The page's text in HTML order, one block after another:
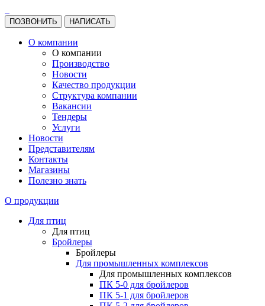
ПОЗВОНИТЬ НАПИСАТЬ
О компании
О компании
Производство
Новости
Качество продукции
Структура компании
Вакансии
Тендеры
Услуги
Новости
Представителям
Контакты
Магазины
Полезно знать
О продукции
Для птиц
Для птиц
Бройлеры
Бройлеры
Для промышленных комплексов
Для промышленных комплексов
ПК 5-0 для бройлеров
ПК 5-1 для бройлеров